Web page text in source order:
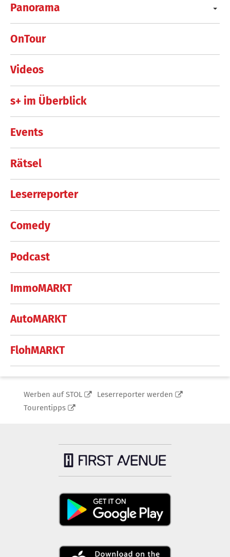
Panorama
OnTour
Videos
s+ im Überblick
Events
Rätsel
Leserreporter
Comedy
Podcast
ImmoMARKT
AutoMARKT
FlohMARKT
Werben auf STOL
Leserreporter werden
Tourentipps